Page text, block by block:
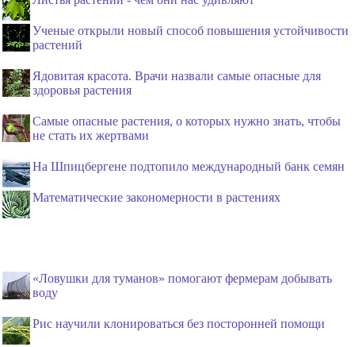
Ученые открыли новый способ повышения устойчивости
растений
Ядовитая красота. Врачи назвали самые опасные для
здоровья растения
Самые опасные растения, о которых нужно знать, чтобы
не стать их жертвами
На Шпицбергене подтопило международный банк семян
Математические закономерности в растениях
«Ловушки для туманов» помогают фермерам добывать
воду
Рис научили клонироваться без посторонней помощи